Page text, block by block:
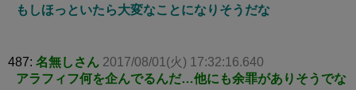
もしほっといたら大変なことになりそうだな
487: 名無しさん 2017/08/01(火) 17:32:16.640
アラフィフ何を企んでるんだ…他にも余罪がありそうでな